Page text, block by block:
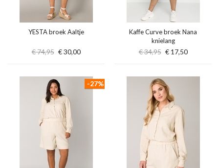
YESTA broek Aaltje
€ 74,95 € 30,00
Kaffe Curve broek Nana
knielang
€ 34,95 € 17,50
-27%